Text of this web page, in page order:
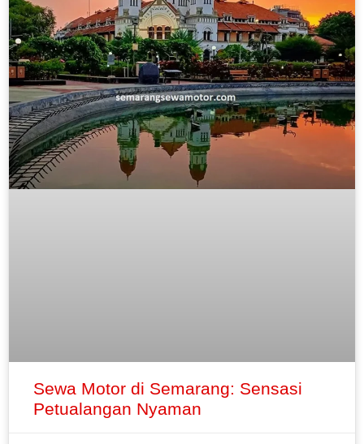
Sewa Motor di Semarang: Sensasi
Petualangan Nyaman